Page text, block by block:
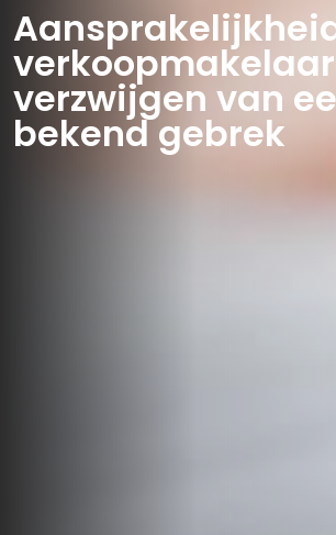
verzwijgen van
bekend gebrek